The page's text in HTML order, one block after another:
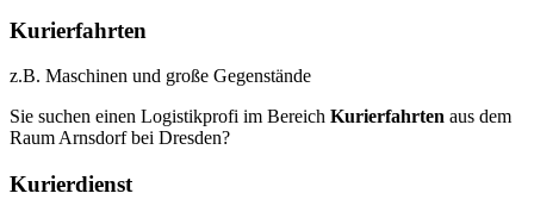
Kurierfahrten
z.B. Maschinen und große Gegenstände
Sie suchen einen Logistikprofi im Bereich Kurierfahrten aus dem
Raum Arnsdorf bei Dresden?
Kurierdienst